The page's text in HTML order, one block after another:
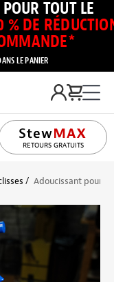
TOUT LE
% DE
LE PANIER
RETOURS GRATUITS
Adoucissant pour